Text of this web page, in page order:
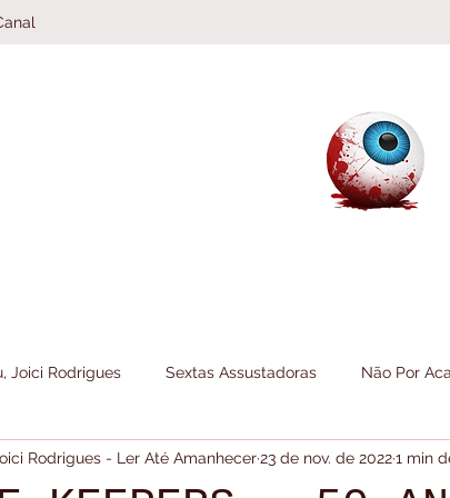
Joici Rodrigues Sextas Assustadoras Não Por
da Leitura Folheando Informações do Canal
Rodrigues - Ler Até Amanhecer23 de nov. de 20221 min